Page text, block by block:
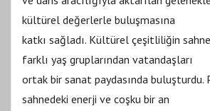
kültürel değerlerle buluşmasına
katkı sağladı. Kültürel çeşitliliğin
farklı yaş gruplarından vatandaşları
ortak bir sanat paydasında buluşturdu.
sahnedeki enerji ve coşku bir an